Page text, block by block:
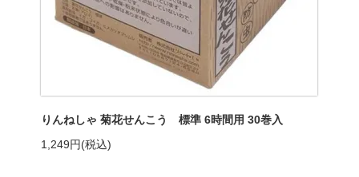
りんねしゃ 菊花せんこう 標準 6時間用 30巻入
1,249円(税込)